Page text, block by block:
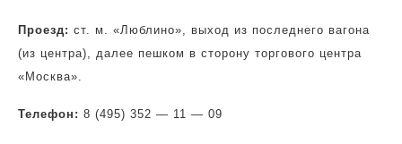
Проезд: ст. м. «Люблино», выход из последнего вагона
(из центра), далее пешком в сторону торгового центра
«Москва».
Телефон: 8 (495) 352 — 11 — 09